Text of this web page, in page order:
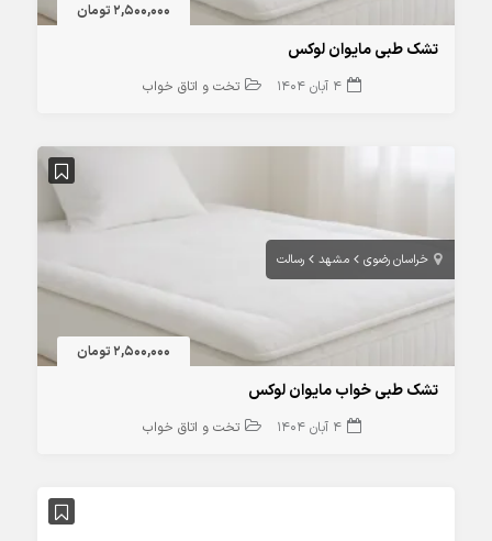
2,500,000 تومان
تشک طبی مایوان لوکس
4 آبان 1404 تخت و اتاق خواب
خراسان رضوی مشهد رسالت
2,500,000 تومان
تشک طبی خواب مایوان لوکس
4 آبان 1404 تخت و اتاق خواب